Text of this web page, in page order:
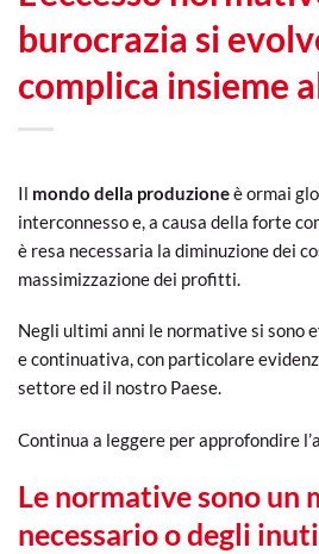
burocrazia si
complica insieme
Il mondo della produzioneè ormai
interconnesso e, a causa della forte
è resa necessaria la diminuzione dei
massimizzazione dei profitti.
Negli ultimi anni le normative si sono
e continuativa, con particolare
settore ed il nostro Paese.
Continua a leggere per approfondire
Le normative sono un
necessario o degli